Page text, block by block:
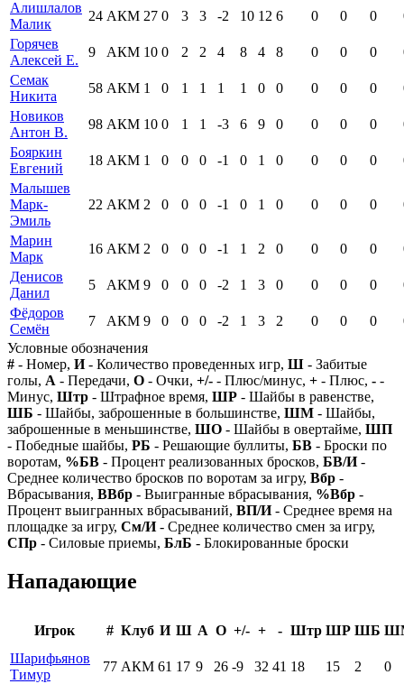
Алишлалов
Малик
24 АКМ 27 0 3 3 -2 10 12 6 0 0 0
Горячев
Алексей Е.
9 АКМ 10 0 2 2 4 8 4 8 0 0 0
Семак
Никита
58 АКМ 1 0 1 1 1 1 0 0 0 0 0
Новиков
Антон В.
98 АКМ 10 0 1 1 -3 6 9 0 0 0 0
Бояркин
Евгений
18 АКМ 1 0 0 0 -1 0 1 0 0 0 0
Малышев
Марк-
Эмиль
22 АКМ 2 0 0 0 -1 0 1 0 0 0 0
Марин
Марк
16 АКМ 2 0 0 0 -1 1 2 0 0 0 0
Денисов
Данил
5 АКМ 9 0 0 0 -2 1 3 0 0 0 0
Фёдоров
Семён
7 АКМ 9 0 0 0 -2 1 3 2 0 0 0
Условные обозначения
# - Номер, И- Количество проведенных игр, Ш - Забитые
голы, А - Передачи, О - Очки, +/- - Плюс/минус, + - Плюс, - -
Минус, Штр - Штрафное время, ШР - Шайбы в равенстве,
ШБ - Шайбы, заброшенные в большинстве, ШМ - Шайбы,
заброшенные в меньшинстве, ШО - Шайбы в овертайме, ШП
- Победные шайбы, РБ - Решающие буллиты, БВ - Броски по
воротам, %БВ - Процент реализованных бросков, БВ/И-
Среднее количество бросков по воротам за игру, Вбр -
Вбрасывания, ВВбр - Выигранные вбрасывания, %Вбр -
Процент выигранных вбрасываний, ВП/И- Среднее время на
площадке за игру, См/И- Среднее количество смен за игру,
СПр - Силовые приемы, БлБ - Блокированные броски
Нападающие
Игрок # Клуб И Ш А О +/- + - Штр ШР ШБ
Шарифьянов
Тимур
77 АКМ 61 17 9 26 -9 32 41 18 15 2
0